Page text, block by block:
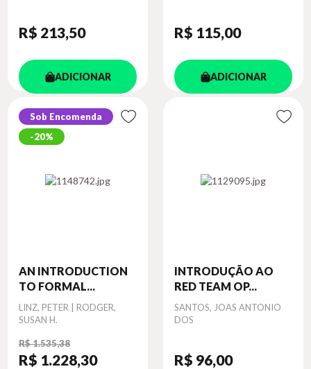
R$ 213,50
ADICIONAR
R$ 115,00
ADICIONAR
Sob Encomenda
20%
AN INTRODUCTION
TO FORMAL...
Autor
LINZ, PETER | RODGER,
SUSAN H.
R$ 1.535,38
R$ 1.228,30
INTRODUÇÃO AO
RED TEAM OP...
Autor
SANTOS, JOAS ANTONIO
DOS
R$ 96,00